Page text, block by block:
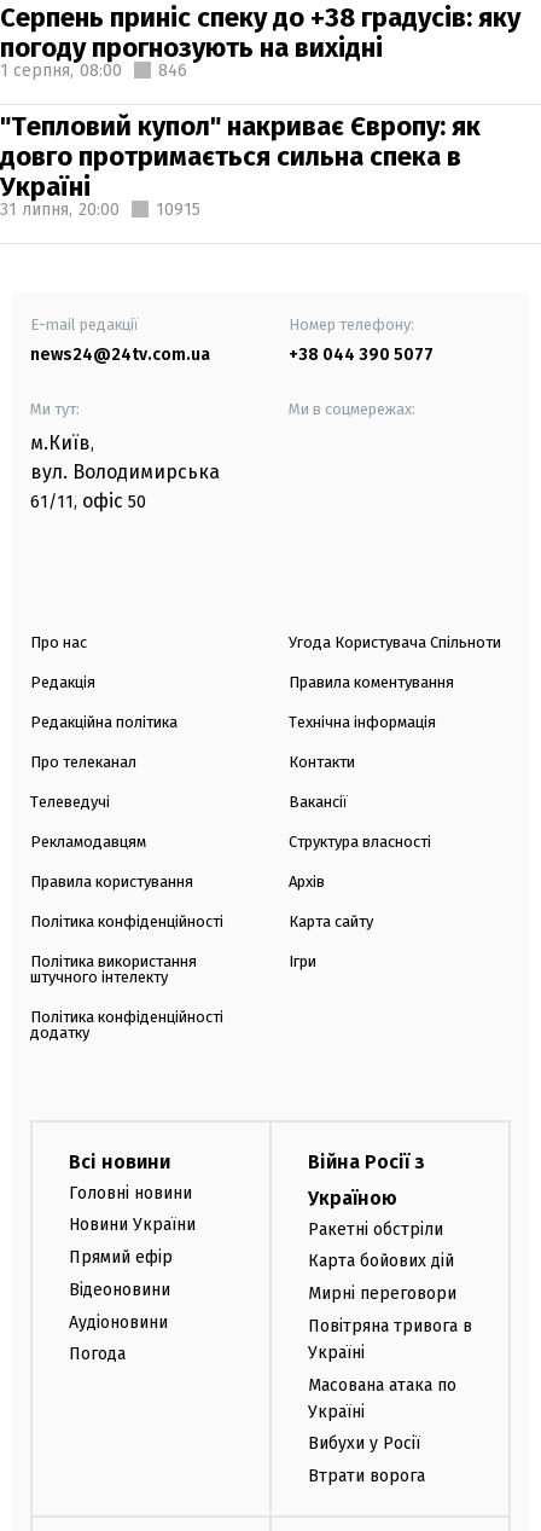
Серпень приніс спеку до +38 градусів: яку
погоду прогнозують на вихідні
1 серпня, 08:00 846
"Тепловий купол" накриває Європу: як
довго протримається сильна спека в
Україні
31 липня, 20:00 10915
E-mail редакції
news24@24tv.com.ua
Номер телефону:
+38 044 390 5077
Ми тут:
м.Київ,
вул. Володимирська
61/11, офіс 50
Ми в соцмережах:
Про нас
Редакція
Редакційна політика
Про телеканал
Телеведучі
Рекламодавцям
Правила користування
Політика конфіденційності
Політика використання
штучного інтелекту
Політика конфіденційності
додатку
Угода Користувача Спільноти
Правила коментування
Технічна інформація
Контакти
Вакансії
Структура власності
Архів
Карта сайту
Ігри
Всі новини
Головні новини
Новини України
Прямий ефір
Відеоновини
Аудіоновини
Погода
Війна Росії з
Україною
Ракетні обстріли
Карта бойових дій
Мирні переговори
Повітряна тривога в
Україні
Масована атака по
Україні
Вибухи у Росії
Втрати ворога